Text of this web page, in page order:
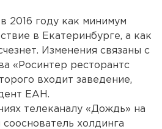
2016 году как минимум
в Екатеринбурге, а как
Изменения связаны с
«Росинтер ресторантс
входит заведение,
ЕАН.
телеканалу «Дождь» на
холдинга